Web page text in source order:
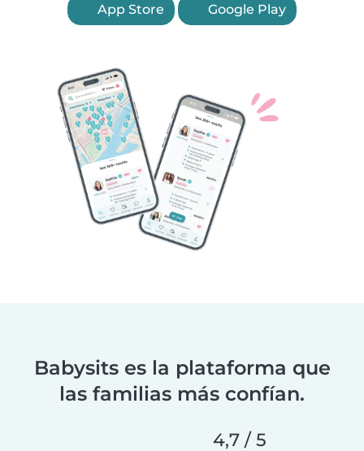
App Store Google Play
Babysits es la plataforma que
las familias más confían.
4,7 / 5